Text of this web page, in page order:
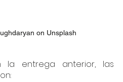
on Unsplash
la entrega anterior, las